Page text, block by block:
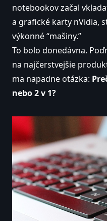
notebookov začal
a grafické karty nVidia,
výkonné “mašiny.”
To bolo donedávna.
na najčerstvejšie
ma napadne otázka:
nebo 2 v 1?